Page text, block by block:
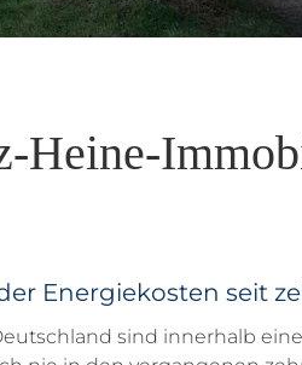
Heine-
Energiekosten seit
sind innerhalb